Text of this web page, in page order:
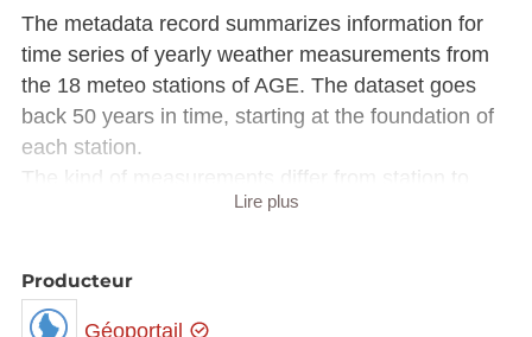
The metadata record summarizes information for
time series of yearly weather measurements from
the 18 meteo stations of AGE. The dataset goes
back 50 years in time, starting at the foundation of
each station.
The kind of measurements differ from station to
(https://wms.inspire.geoportail.lu/geoserver/mf/wms
?
Lire plus
Producteur
Géoportail